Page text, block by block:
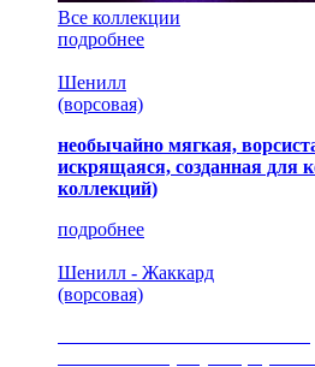
Все коллекции
подробнее
Шенилл
(ворсовая)
необычайно мягкая,
искрящаяся, созданная для
коллекций)
подробнее
Шенилл - Жаккард
(ворсовая)